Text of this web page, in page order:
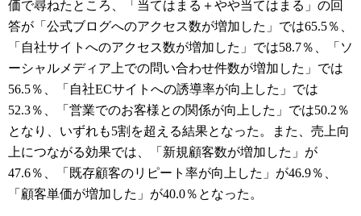
価で尋ねたところ、「当てはまる＋やや当てはまる」の回
答が「公式ブログへのアクセス数が増加した」では65.5％、
「自社サイトへのアクセス数が増加した」では58.7％、「ソ
ーシャルメディア上での問い合わせ件数が増加した」では
56.5％、「自社ECサイトへの誘導率が向上した」では
52.3％、「営業でのお客様との関係が向上した」では50.2％
となり、いずれも5割を超える結果となった。また、売上向
上につながる効果では、「新規顧客数が増加した」が
47.6％、「既存顧客のリピート率が向上した」が46.9％、
「顧客単価が増加した」が40.0％となった。